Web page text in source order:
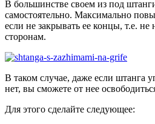
В большинстве своем из под
самостоятельно. Максимально
если не закрывать ее концы, т.е.
сторонам.
В таком случае, даже если штанга
нет, вы сможете от нее
Для этого сделайте следующее: